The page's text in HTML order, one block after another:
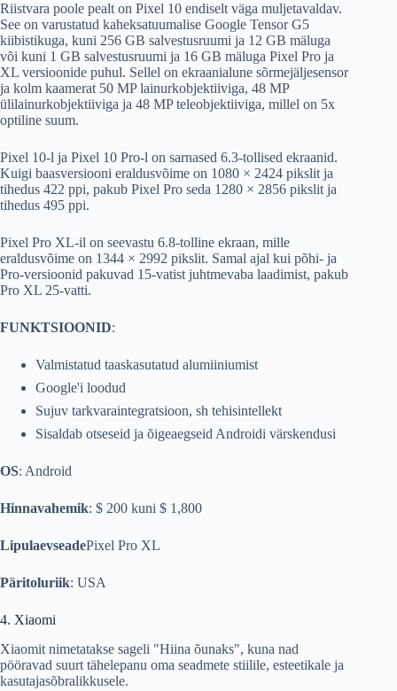
Riistvara poole pealt on Pixel 10 endiselt väga muljetavaldav.
See on varustatud kaheksatuumalise Google Tensor G5
kiibistikuga, kuni 256 GB salvestusruumi ja 12 GB mäluga
või kuni 1 GB salvestusruumi ja 16 GB mäluga Pixel Pro ja
XL versioonide puhul. Sellel on ekraanialune sõrmejäljesensor
ja kolm kaamerat 50 MP lainurkobjektiiviga, 48 MP
ülilainurkobjektiiviga ja 48 MP teleobjektiiviga, millel on 5x
optiline suum.
Pixel 10-l ja Pixel 10 Pro-l on sarnased 6.3-tollised ekraanid.
Kuigi baasversiooni eraldusvõime on 1080 × 2424 pikslit ja
tihedus 422 ppi, pakub Pixel Pro seda 1280 × 2856 pikslit ja
tihedus 495 ppi.
Pixel Pro XL-il on seevastu 6.8-tolline ekraan, mille
eraldusvõime on 1344 × 2992 pikslit. Samal ajal kui põhi- ja
Pro-versioonid pakuvad 15-vatist juhtmevaba laadimist, pakub
Pro XL 25-vatti.
FUNKTSIOONID:
Valmistatud taaskasutatud alumiiniumist
Google'i loodud
Sujuv tarkvaraintegratsioon, sh tehisintellekt
Sisaldab otseseid ja õigeaegseid Androidi värskendusi
OS: Android
Hinnavahemik: $ 200 kuni $ 1,800
LipulaevseadePixel Pro XL
Päritoluriik: USA
4. Xiaomi
Xiaomit nimetatakse sageli "Hiina õunaks", kuna nad
pööravad suurt tähelepanu oma seadmete stiilile, esteetikale ja
kasutajasõbralikkusele.